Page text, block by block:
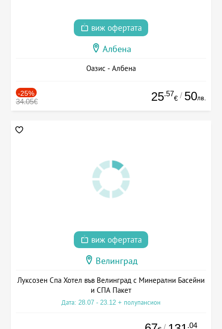
виж офертата
Албена
Оазис - Албена
-25%
34.05€ 25.57
€ / 50лв.
виж офертата
Велинград
Луксозен Спа Хотел във Велинград с Минерални Басейни
и СПА Пакет
Дата: 28.07 - 23.12 + полупансион
.04